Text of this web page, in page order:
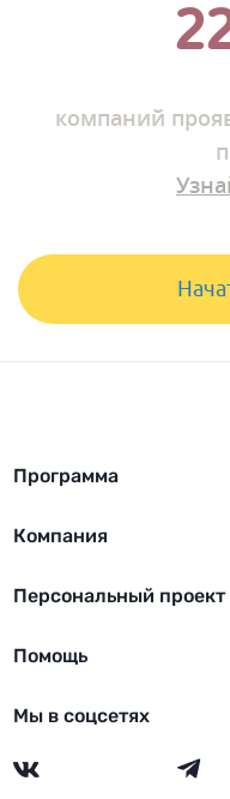
компаний
Программа
Компания
Персональный проект
Помощь
Мы в соцсетях